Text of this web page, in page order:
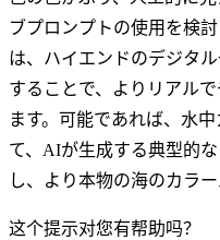
ブプロンプトの使用を検
は、ハイエンドのデジタ
することで、よりリアル
ます。可能であれば、水
て、AIが生成する典型的
し、より本物の海のカラ
这个提示对您有帮助吗？